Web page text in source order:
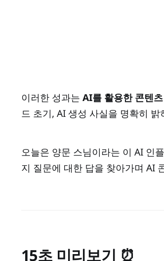
이러한 성과는AI를 활용한 콘텐
드 초기, AI 생성 사실을 명확히
오늘은 양문 스님이라는 이 AI 인
지 질문에 대한 답을 찾아가며 AI
15초 미리보기 ⏰